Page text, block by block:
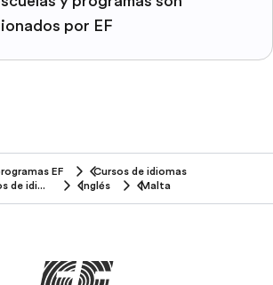
por EF
EF
Cursos de idiomas
Cursos intensivos de idiomas
Inglés Malta